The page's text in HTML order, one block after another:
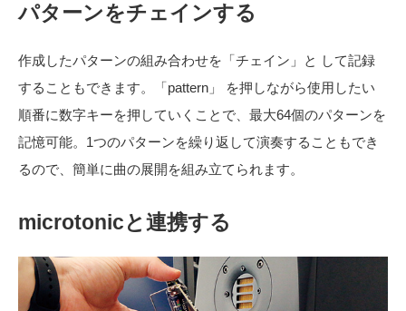
パターンをチェインする
作成したパターンの組み合わせを「チェイン」と して記録
することもできます。「pattern」 を押しながら使用したい
順番に数字キーを押していくことで、最大64個のパターンを
記憶可能。1つのパターンを繰り返して演奏することもでき
るので、簡単に曲の展開を組み立てられます。
microtonicと連携する